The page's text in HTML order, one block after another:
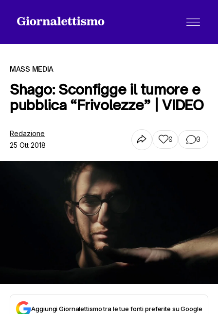
Tutti gli articoli
Chi siamo
MASS MEDIA
Shago: Sconfigge il tumore e
pubblica “Frivolezze” | VIDEO
Redazione
25 Ott 2018
0 0
Aggiungi Giornalettismo tra le tue fonti preferite su Google